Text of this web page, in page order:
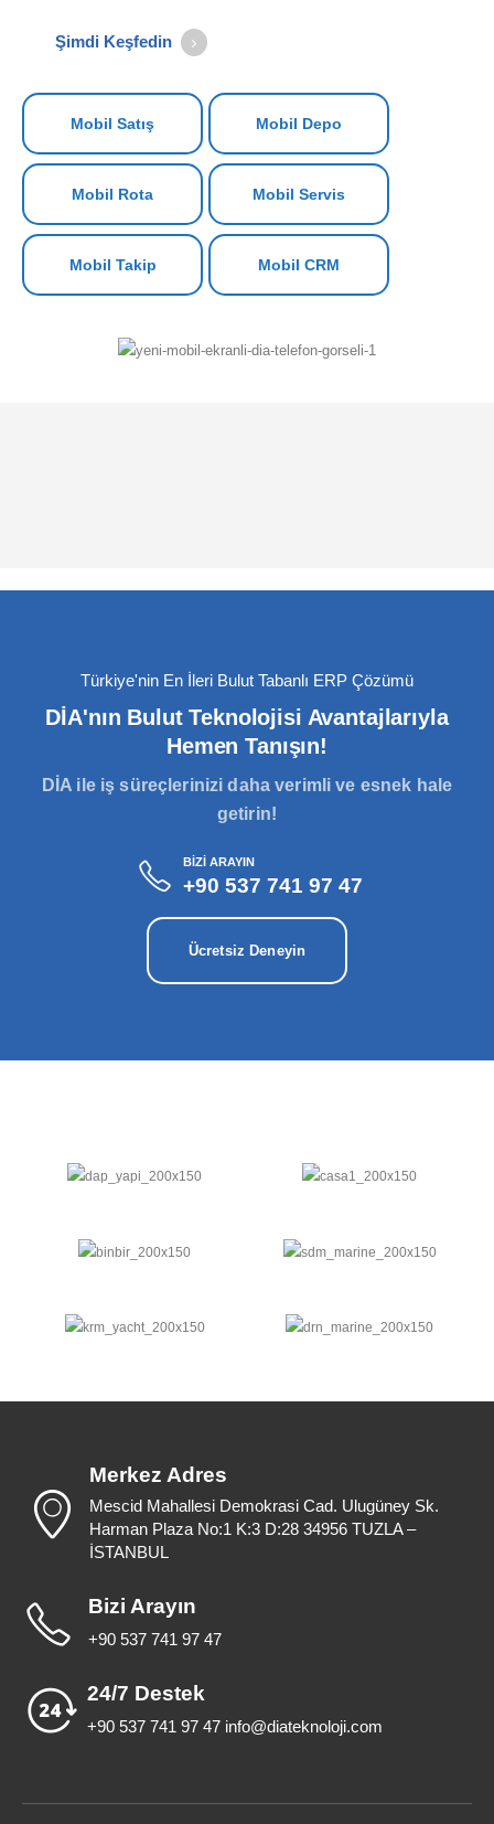
Şimdi Keşfedin
Mobil Satış Mobil Depo
Mobil Rota Mobil Servis
Mobil Takip Mobil CRM
Veri Gücüyle Geleceği Şekillendirin:
Türkiye'nin En İleri Bulut Tabanlı ERP Çözümü
DİA'nın Bulut Teknolojisi Avantajlarıyla
Hemen Tanışın!
DİA ile iş süreçlerinizi daha verimli ve esnek hale
getirin!
BİZİ ARAYIN
+90 537 741 97 47
Ücretsiz Deneyin
Merkez Adres
Mescid Mahallesi Demokrasi Cad. Ulugüney Sk.
Harman Plaza No:1 K:3 D:28 34956 TUZLA –
İSTANBUL
Bizi Arayın
+90 537 741 97 47
24/7 Destek
+90 537 741 97 47 info@diateknoloji.com